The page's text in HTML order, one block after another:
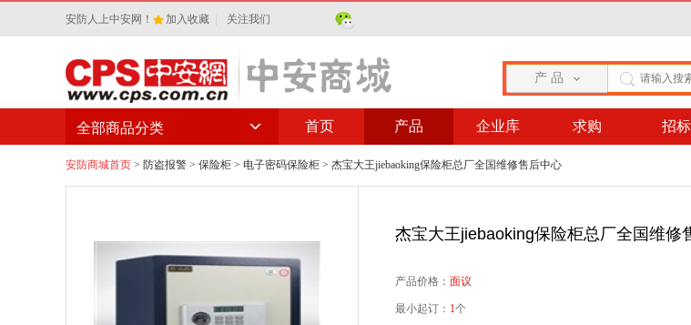
安防人上中安网！ 加入收藏 关注我们
产 品
首页 产品 企业库 求购 招标
全部商品分类
安防商城首页 > 防盗报警 > 保险柜 > 电子密码保险柜 > 杰宝大王jiebaoking保险柜总厂全国维修售后中心
杰宝大王jiebaoking保险柜总厂全国维修
产品价格： 面议
最小起订： 1个